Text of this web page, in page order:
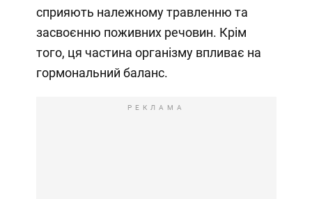
сприяють належному травленню та
засвоєнню поживних речовин. Крім
того, ця частина організму впливає на
гормональний баланс.
РЕКЛАМА